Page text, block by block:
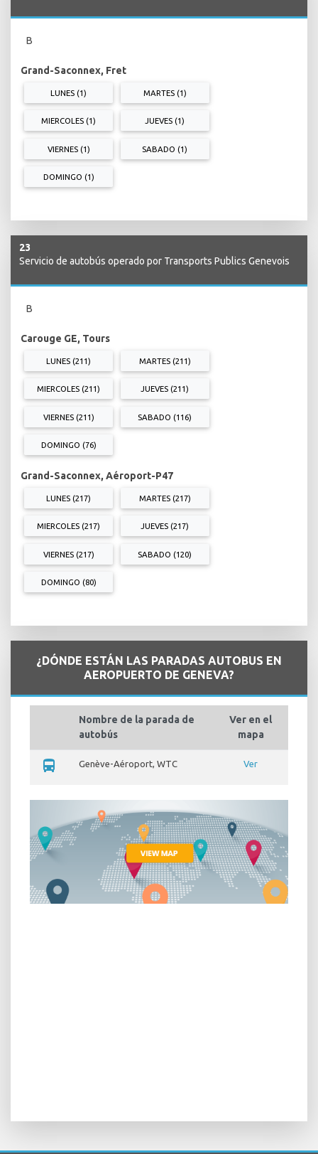
B
Grand-Saconnex, Fret
LUNES (1) MARTES (1)
MIERCOLES (1) JUEVES (1)
VIERNES (1) SABADO (1)
DOMINGO (1)
23
Servicio de autobús operado por Transports Publics Genevois
B
Carouge GE, Tours
LUNES (211) MARTES (211)
MIERCOLES (211) JUEVES (211)
VIERNES (211) SABADO (116)
DOMINGO (76)
Grand-Saconnex, Aéroport-P47
LUNES (217) MARTES (217)
MIERCOLES (217) JUEVES (217)
VIERNES (217) SABADO (120)
DOMINGO (80)
¿DÓNDE ESTÁN LAS PARADAS AUTOBUS EN
AEROPUERTO DE GENEVA?
Nombre de la parada de
autobús
Ver en el
mapa
directions_bus Genève-Aéroport, WTC Ver